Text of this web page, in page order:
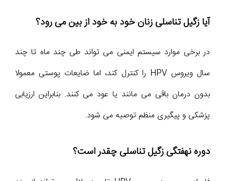
آیا زگیل تناسلی زنان خود به خود از بین می رود؟
در برخی موارد سیستم ایمنی می تواند طی چند ماه تا چند
سال ویروس HPV را کنترل کند، اما ضایعات پوستی معمولا
بدون درمان باقی می مانند یا عود می کنند. بنابراین ارزیابی
پزشکی و پیگیری منظم توصیه می شود.
دوره نهفتگی زگیل تناسلی چقدر است؟